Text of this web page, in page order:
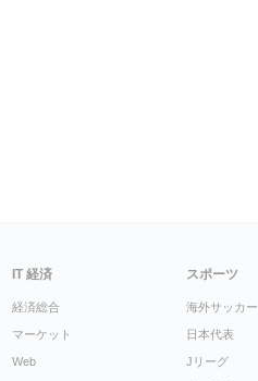
IT 経済
経済総合
マーケット
Web
スポーツ
海外サッカー
日本代表
Jリーグ